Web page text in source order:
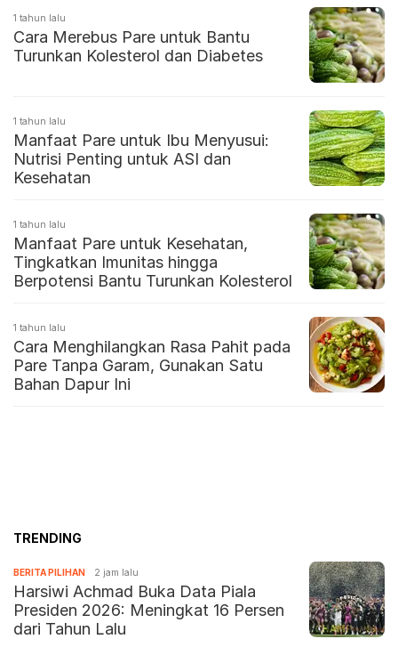
1 tahun lalu
Cara Merebus Pare untuk Bantu
Turunkan Kolesterol dan Diabetes
1 tahun lalu
Manfaat Pare untuk Ibu Menyusui:
Nutrisi Penting untuk ASI dan
Kesehatan
1 tahun lalu
Manfaat Pare untuk Kesehatan,
Tingkatkan Imunitas hingga
Berpotensi Bantu Turunkan Kolesterol
1 tahun lalu
Cara Menghilangkan Rasa Pahit pada
Pare Tanpa Garam, Gunakan Satu
Bahan Dapur Ini
TRENDING
BERITA PILIHAN 2 jam lalu
Harsiwi Achmad Buka Data Piala
Presiden 2026: Meningkat 16 Persen
dari Tahun Lalu